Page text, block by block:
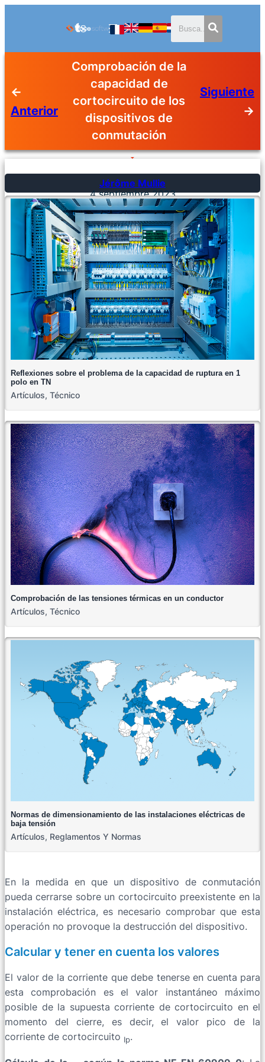
←
Anterior
Comprobación de la
capacidad de
cortocircuito de los
dispositivos de
conmutación
Siguiente
→
Jérôme Mullie
4 septiembre 2023
Reflexiones sobre el problema de la capacidad de ruptura en 1
polo en TN
Artículos, Técnico
Comprobación de las tensiones térmicas en un conductor
Artículos, Técnico
Normas de dimensionamiento de las instalaciones eléctricas de
baja tensión
Artículos, Reglamentos Y Normas
En la medida en que un dispositivo de conmutación
pueda cerrarse sobre un cortocircuito preexistente en la
instalación eléctrica, es necesario comprobar que esta
operación no provoque la destrucción del dispositivo.
Calcular y tener en cuenta los valores
El valor de la corriente que debe tenerse en cuenta para
esta comprobación es el valor instantáneo máximo
posible de la supuesta corriente de cortocircuito en el
momento del cierre, es decir, el valor pico de la
corriente de cortocircuito Ip.